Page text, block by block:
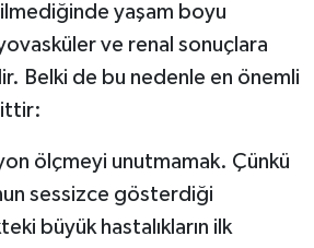
yaşam boyu
ve renal sonuçlara
Belki de bu nedenle en önemli
ölçmeyi unutmamak. Çünkü
sessizce gösterdiği
büyük hastalıkların ilk